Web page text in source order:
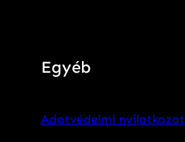
Egyéb
Adatvédelmi nyilatkozat